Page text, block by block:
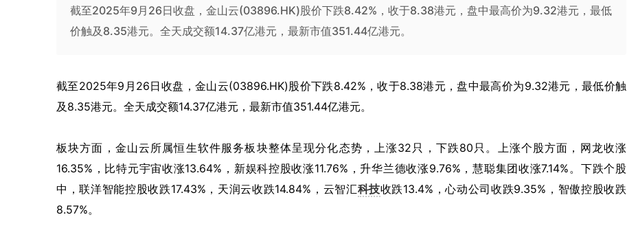
截至2025年9月26日收盘，金山云(03896.HK)股价下跌8.42%，收于8.38港元，盘中最高价为9.32港元，最低
价触及8.35港元。全天成交额14.37亿港元，最新市值351.44亿港元。
截至2025年9月26日收盘，金山云(03896.HK)股价下跌8.42%，收于8.38港元，盘中最高价为9.32港元，最低价触
及8.35港元。全天成交额14.37亿港元，最新市值351.44亿港元。
板块方面，金山云所属恒生软件服务板块整体呈现分化态势，上涨32只，下跌80只。上涨个股方面，网龙收涨
16.35%，比特元宇宙收涨13.64%，新娱科控股收涨11.76%，升华兰德收涨9.76%，慧聪集团收涨7.14%。下跌个股
中，联洋智能控股收跌17.43%，天润云收跌14.84%，云智汇科技收跌13.4%，心动公司收跌9.35%，智傲控股收跌
8.57%。